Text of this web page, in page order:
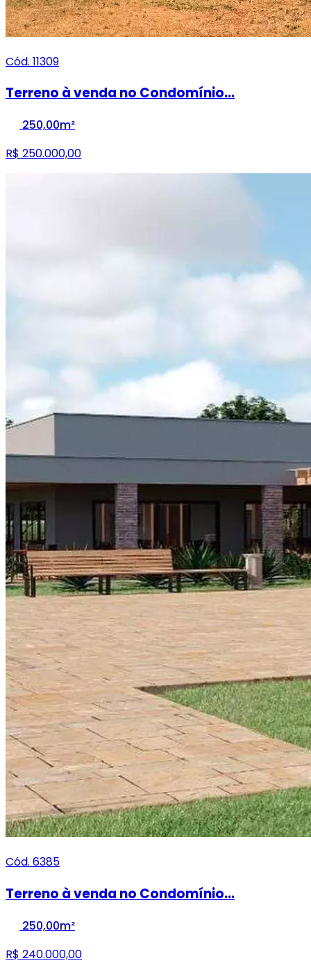
Cód. 11309
Terreno à venda no Condomínio...
250,00m²
R$ 250.000,00
Cód. 6385
Terreno à venda no Condomínio...
250,00m²
R$ 240.000,00